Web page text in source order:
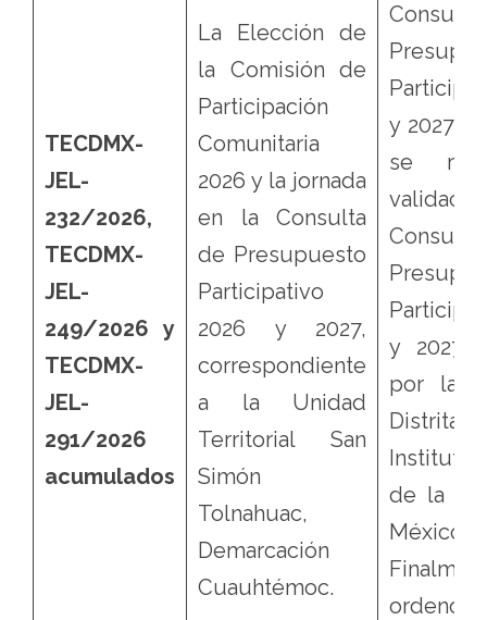
TECDMX-
JEL-
232/2026,
TECDMX-
JEL-
249/2026 y
TECDMX-
JEL-
291/2026
acumulados
La Elección de
la Comisión de
Participación
Comunitaria
2026 y la jornada
en la Consulta
de Presupuesto
Participativo
2026 y 2027,
correspondiente
a la Unidad
Territorial San
Simón
Tolnahuac,
Demarcación
Cuauhtémoc.
y 2027.
se
y 2027
por la
Instituto
de la